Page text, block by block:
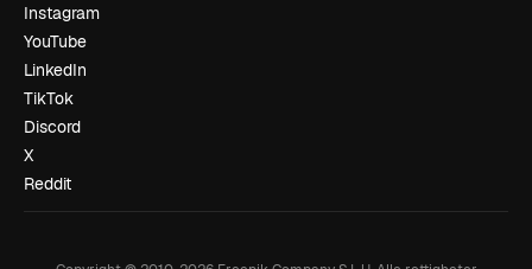
Instagram
YouTube
LinkedIn
TikTok
Discord
X
Reddit